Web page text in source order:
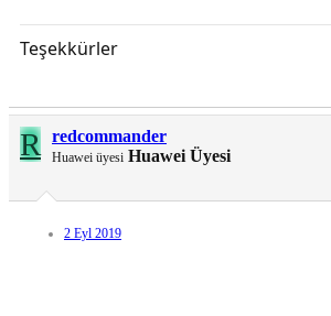
Teşekkürler
R redcommander
Huawei üyesi Huawei Üyesi
2 Eyl 2019